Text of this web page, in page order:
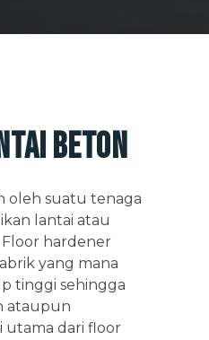
Beton
oleh suatu tenaga
lantai atau
hardener
yang mana
tinggi sehingga
ataupun
utama dari floor